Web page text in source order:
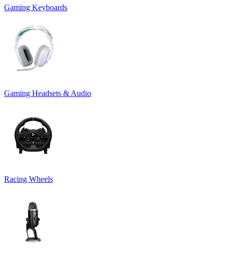
Gaming Keyboards
Gaming Headsets & Audio
Racing Wheels